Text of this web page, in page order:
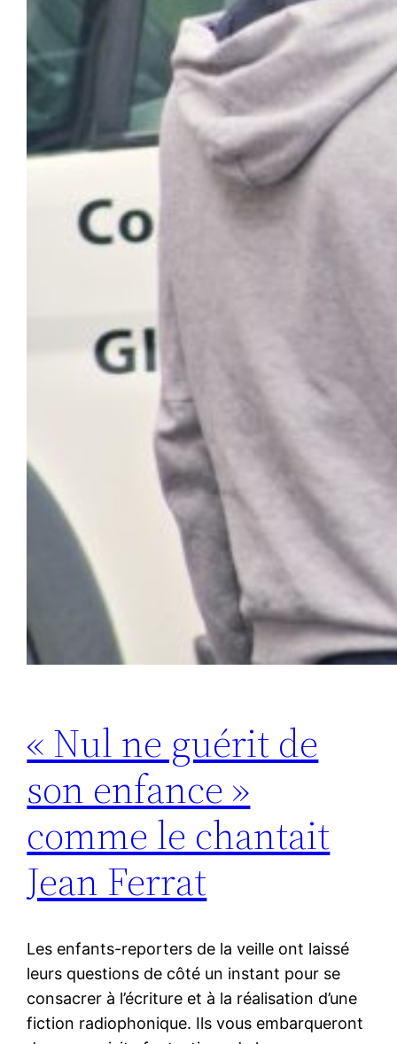
« Nul ne guérit de
son enfance »
comme le chantait
Jean Ferrat
Les enfants-reporters de la veille ont laissé
leurs questions de côté un instant pour se
consacrer à l’écriture et à la réalisation d’une
fiction radiophonique. Ils vous embarqueront